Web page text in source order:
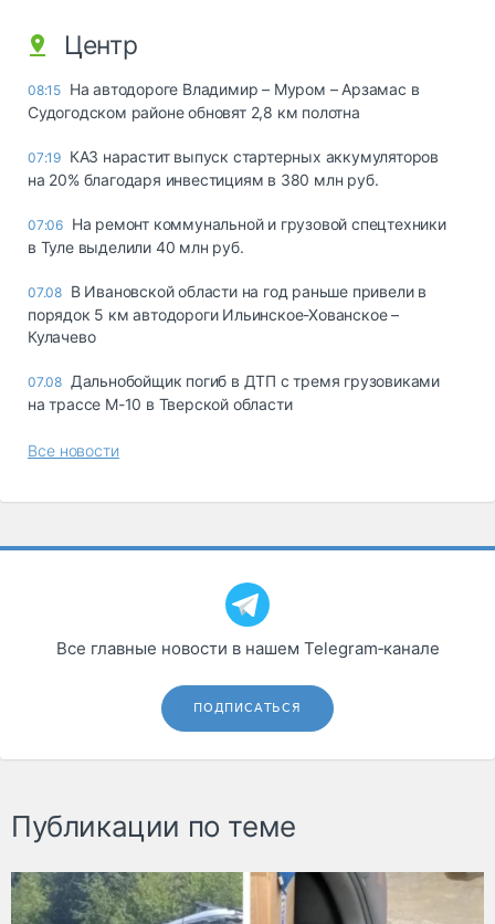
Центр
08:15 На автодороге Владимир – Муром – Арзамас в
Судогодском районе обновят 2,8 км полотна
07:19 КАЗ нарастит выпуск стартерных аккумуляторов
на 20% благодаря инвестициям в 380 млн руб.
07:06 На ремонт коммунальной и грузовой спецтехники
в Туле выделили 40 млн руб.
07.08 В Ивановской области на год раньше привели в
порядок 5 км автодороги Ильинское-Хованское –
Кулачево
07.08 Дальнобойщик погиб в ДТП с тремя грузовиками
на трассе М-10 в Тверской области
Все новости
Все главные новости в нашем Telegram‑канале
ПОДПИСАТЬСЯ
Публикации по теме